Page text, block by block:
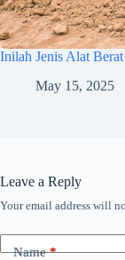
Inilah Jenis Alat Berat
May 15, 2025
Leave a Reply
Your email address will
Name*